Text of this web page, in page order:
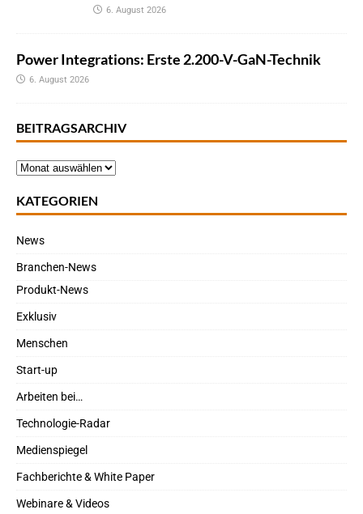
6. August 2026
Power Integrations: Erste 2.200-V-GaN-Technik
6. August 2026
BEITRAGSARCHIV
KATEGORIEN
News
Branchen-News
Produkt-News
Exklusiv
Menschen
Start-up
Arbeiten bei…
Technologie-Radar
Medienspiegel
Fachberichte & White Paper
Webinare & Videos